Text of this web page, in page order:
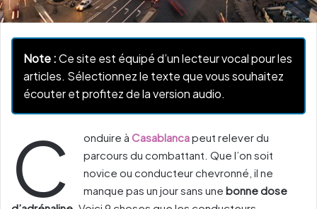
Note :Ce site est équipé d’un lecteur vocal pour les
articles. Sélectionnez le texte que vous souhaitez
écouter et profitez de la version audio.
C onduire à Casablancapeut relever du
parcours du combattant. Que l’on soit
novice ou conducteur chevronné, il ne
manque pas un jour sans une bonne dose